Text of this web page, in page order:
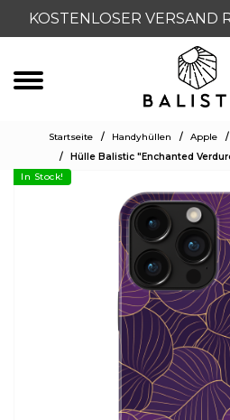
KOSTENLOSER VERSAND
Startseite / Handyhüllen / Apple /
/
Hülle Balistic "Enchanted
In Stock!